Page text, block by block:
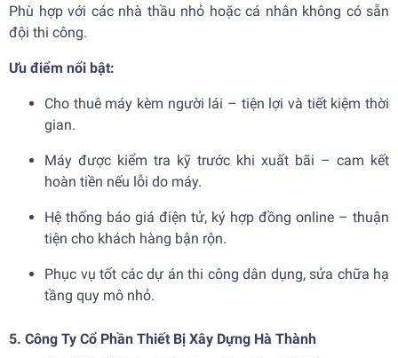
Phù hợp với các nhà thầu nhỏ hoặc cá nhân không có sẵn
đội thi công.
Ưu điểm nổi bật:
Cho thuê máy kèm người lái – tiện lợi và tiết kiệm thời
gian.
Máy được kiểm tra kỹ trước khi xuất bãi – cam kết
hoàn tiền nếu lỗi do máy.
Hệ thống báo giá điện tử, ký hợp đồng online – thuận
tiện cho khách hàng bận rộn.
Phục vụ tốt các dự án thi công dân dụng, sửa chữa hạ
tầng quy mô nhỏ.
5. Công Ty Cổ Phần Thiết Bị Xây Dựng Hà Thành